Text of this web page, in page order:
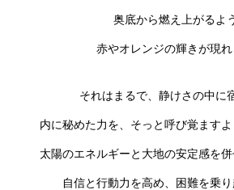
奥底から燃え上がるよ
赤やオレンジの輝きが現れ
それはまるで、静けさの中に
内に秘めた力を、そっと呼び覚ますよ
太陽のエネルギーと大地の安定感を併
自信と行動力を高め、困難を乗